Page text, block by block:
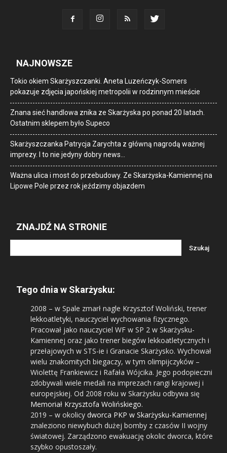
NAJNOWSZE
Tokio okiem Skarżyszczanki. Aneta Luzeńczyk-Somers
pokazuje zdjęcia japońskiej metropolii w rodzinnym mieście
Znana sieć handlowa znika ze Skarżyska po ponad 20 latach.
Ostatnim sklepem było Supeco
Skarżyszczanka Patrycja Zarychta z główną nagrodą ważnej
imprezy. I to nie jedyny dobry news…
Ważna ulica i most do przebudowy. Ze Skarżyska-Kamiennej na
Lipowe Pole przez rok jeździmy objazdem
ZNAJDŹ NA STRONIE
Tego dnia w Skarżysku:
2008 – w Spale zmarł nagle Krzysztof Woliński, trener
lekkoatletyki, nauczyciel wychowania fizycznego.
Pracował jako nauczyciel WF w SP 2 w Skarżysku-
Kamiennej oraz jako trener biegów lekkoatletycznych i
przełajowych w STS-ie i Granacie Skarżysko. Wychował
wielu znakomitych biegaczy, w tym olimpijczyków –
Wiolettę Frankiewicz i Rafała Wójcika. Jego podopieczni
zdobywali wiele medali na imprezach rangi krajowej i
europejskiej. Od 2008 roku w Skarżysku odbywa się
Memoriał Krzysztofa Wolińskiego.
2019 – w okolicy dworca PKP w Skarżysku-Kamiennej
znaleziono niewybuch dużej bomby z czasów II wojny
światowej. Zarządzono ewakuację okolic dworca, które
szybko opustoszały.